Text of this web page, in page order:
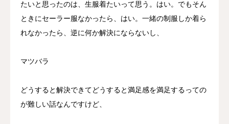
たいと思ったのは、生服着たいって思う。はい。でもそん
ときにセーラー服なかったら、はい。一緒の制服しか着ら
れなかったら、逆に何か解決にならないし、
マツバラ
どうすると解決できてどうすると満足感を満足するっての
が難しい話なんですけど、